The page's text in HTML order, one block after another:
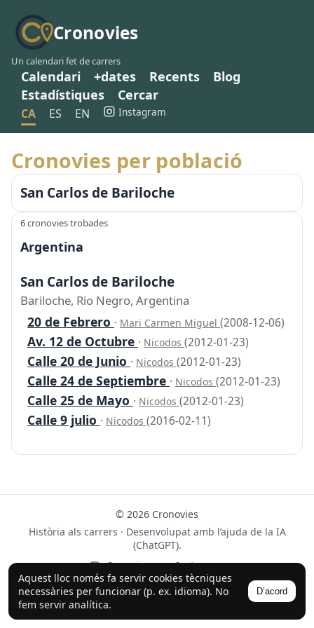
Cronovies
Un calendari fet de carrers
Calendari +dates Recents
Blog
Estadístiques
Cercar
CA ES EN Instagram
Aquest lloc només fa servir cookies tècniques
necessàries per funcionar (p. ex. idioma). No
fem servir analítica.
D’acord
Cronovies per població
San Carlos de Bariloche
6 cronovies trobades
Argentina
San Carlos de Bariloche
Bariloche, Rio Negro, Argentina
20 de Febrero · Mari Carmen Miguel (2008-12-06)
Av. 12 de Octubre · Nicodos (2012-01-23)
Calle 20 de Junio · Nicodos (2012-01-23)
Calle 24 de Septiembre · Nicodos (2012-01-23)
Calle 25 de Mayo · Nicodos (2012-01-23)
Calle 9 julio · Nicodos (2016-02-11)
© 2026 Cronovies
Història als carrers · Desenvolupat amb l’ajuda de la IA
(ChatGPT).
Segueix-nos a Instagram